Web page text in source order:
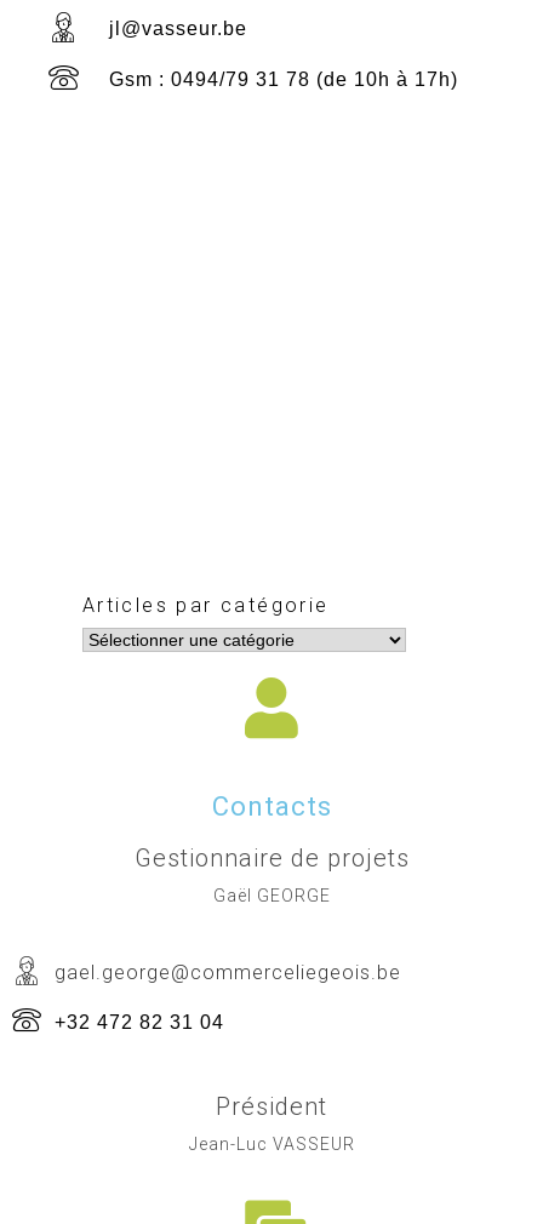
jl@vasseur.be
Gsm : 0494/79 31 78 (de 10h à 17h)
Articles par catégorie
Contacts
Gestionnaire de projets
Gaël GEORGE
gael.george@commerceliegeois.be
+32 472 82 31 04
Président
Jean-Luc VASSEUR